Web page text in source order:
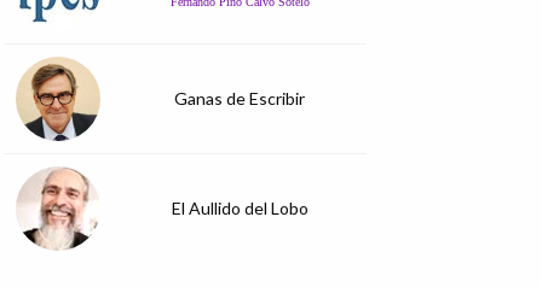
Ganas de Escribir
El Aullido del Lobo